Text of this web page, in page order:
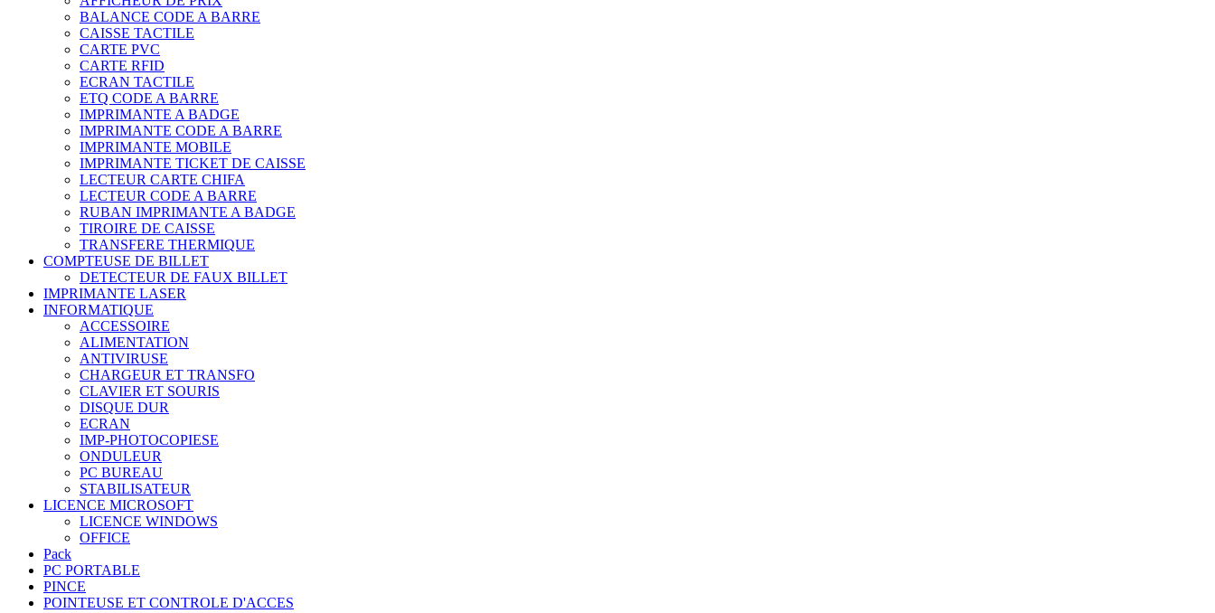
BALANCE CODE A BARRE
CAISSE TACTILE
CARTE PVC
CARTE RFID
ECRAN TACTILE
ETQ CODE A BARRE
IMPRIMANTE A BADGE
IMPRIMANTE CODE A BARRE
IMPRIMANTE MOBILE
IMPRIMANTE TICKET DE CAISSE
LECTEUR CARTE CHIFA
LECTEUR CODE A BARRE
RUBAN IMPRIMANTE A BADGE
TIROIRE DE CAISSE
TRANSFERE THERMIQUE
COMPTEUSE DE BILLET
DETECTEUR DE FAUX BILLET
IMPRIMANTE LASER
INFORMATIQUE
ACCESSOIRE
ALIMENTATION
ANTIVIRUSE
CHARGEUR ET TRANSFO
CLAVIER ET SOURIS
DISQUE DUR
ECRAN
IMP-PHOTOCOPIESE
ONDULEUR
PC BUREAU
STABILISATEUR
LICENCE MICROSOFT
LICENCE WINDOWS
OFFICE
Pack
PC PORTABLE
PINCE
POINTEUSE ET CONTROLE D'ACCES